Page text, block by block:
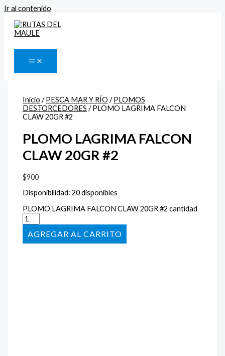
Ir al contenido
Inicio /PESCA MAR Y RÍO /PLOMOS
DESTORCEDORES / PLOMO LAGRIMA FALCON
CLAW 20GR #2
PLOMO LAGRIMA FALCON
CLAW 20GR #2
$900
Disponibilidad: 20 disponibles
PLOMO LAGRIMA FALCON CLAW 20GR #2 cantidad
AÑADIR AL CARRITO